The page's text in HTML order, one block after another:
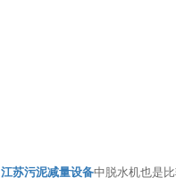
江苏污泥减量设备中脱水机也是